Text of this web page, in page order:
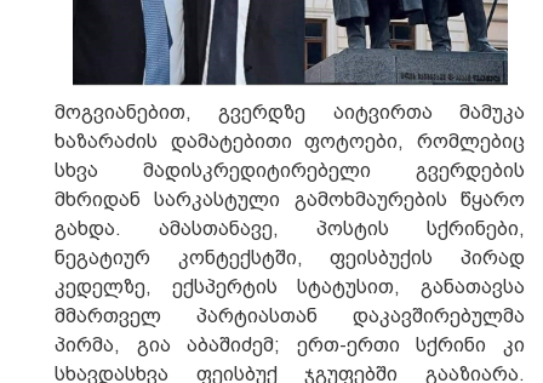
მოგვიანებით, გვერდზე აიტვირთა მამუკა
ხაზარაძის დამატებითი ფოტოები, რომლებიც
სხვა მადისკრედიტირებელი გვერდების
მხრიდან სარკასტული გამოხმაურების წყარო
გახდა. ამასთანავე, პოსტის სქრინები,
ნეგატიურ კონტექსტში, ფეისბუქის პირად
კედელზე, ექსპერტის სტატუსით, განათავსა
მმართველ პარტიასთან დაკავშირებულმა
პირმა, გია აბაშიძემ; ერთ-ერთი სქრინი კი
სხავდასხვა ფეისბუქ ჯგუფებში გააზიარა.